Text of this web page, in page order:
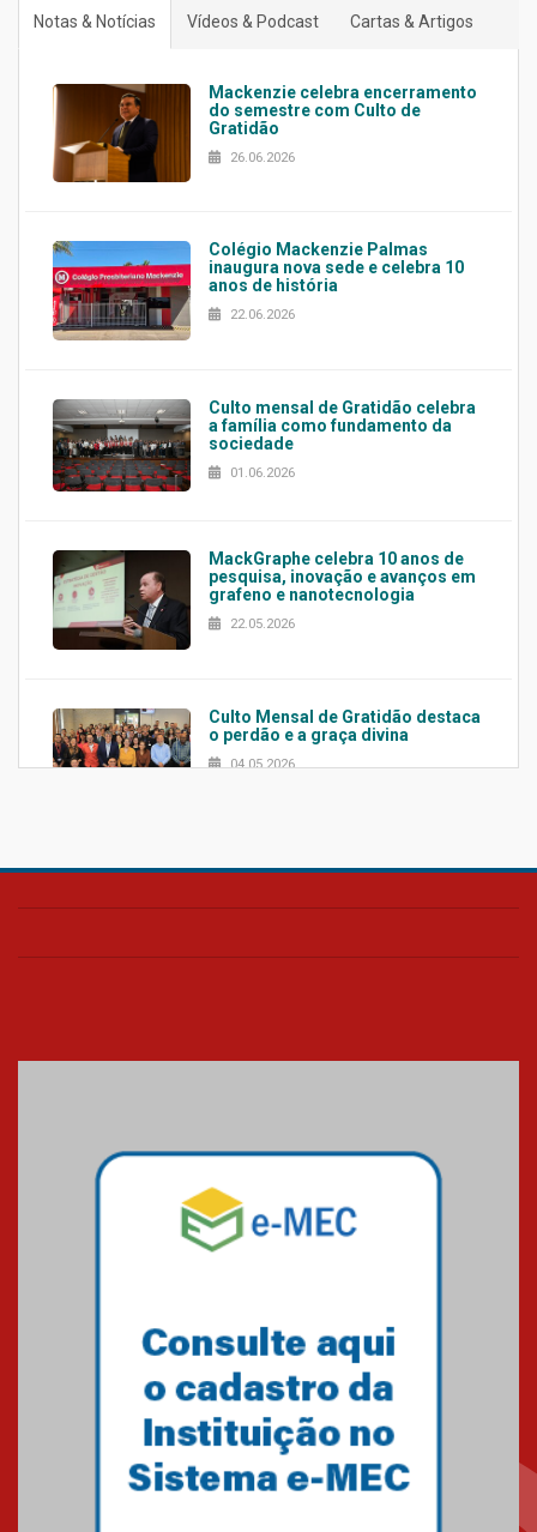
Notas & Notícias Vídeos & Podcast Cartas & Artigos
Mackenzie celebra encerramento
do semestre com Culto de
Gratidão
26.06.2026
Colégio Mackenzie Palmas
inaugura nova sede e celebra 10
anos de história
22.06.2026
Culto mensal de Gratidão celebra
a família como fundamento da
sociedade
01.06.2026
MackGraphe celebra 10 anos de
pesquisa, inovação e avanços em
grafeno e nanotecnologia
22.05.2026
Culto Mensal de Gratidão destaca
o perdão e a graça divina
04.05.2026
Confira como foi o culto mensal
Mackenzie mobiliza campanha
solidária para apoiar famílias em
Minas Gerais
Primeiro culto do ano ressalta o
27.02.2026